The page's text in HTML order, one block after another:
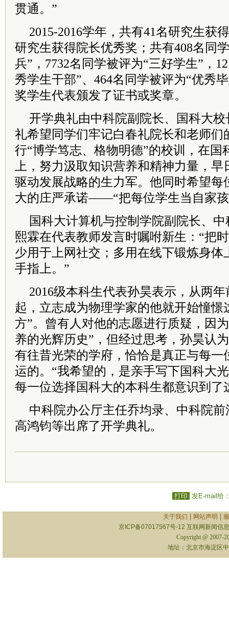
贯通。”
2015-2016学年，共有41名研究生获
研究生获得院长优秀奖；共有408名同
兵”，7732名同学被评为“三好学生”，
秀学生干部”、464名同学被评为“优秀
奖学生代表颁发了证书或奖章。
开学典礼由中科院副院长、国科大
礼希望同学们牢记白春礼院长和老师们
行“博学笃志、格物明德”的校训，在国
上，努力汲取知识营养和精神力量，
驱动发展战略的生力军。他同时希望每
大的庄严承诺——“把每位学生当自家
国科大计算机与控制学院副院长、
熙霖在代表教师发言时嘱咐新生：“把
少用于上网社交；多用在线下锻炼身体
手指上。”
2016级本科生代表孙昊表示，从两
起，立志成为物理学家的他就开始憧憬
方”。曾有人对他的志愿进行质疑，因
养的光辉历史”，但经过思考，孙昊认
有往昔光荣的学府，恰恰是真正与每一
运的。“我希望的，是亲手写下国科大
每一位选择国科大的本科生都意识到了
中科院办公厅主任乔均录、中科院
高鸿钧等出席了开学典礼。
打印 发E-mail给
关于我们 网站声明
京ICP备07017567号-12 互联网新闻信
Copyright @ 2007-
地址：北京市海淀区